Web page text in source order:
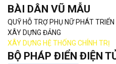
BÀI DÂN VŨ MẪU
QUỸ HỖ TRỢ PHỤ NỮ PHÁT
XÂY DỰNG ĐẢNG
XÂY DỰNG HỆ THỐNG CHÍNH TRỊ
BỘ PHÁP ĐIỂN ĐIỆN